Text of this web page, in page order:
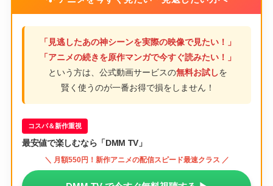
「見逃したあの神シーンを実際の映像で見たい！」
「アニメの続きを原作マンガで今すぐ読みたい！」
という方は、公式動画サービスの無料お試しを
賢く使うのが一番お得で損をしません！
コスパ＆新作重視
最安値で楽しむなら「DMM TV」
＼ 月額550円！新作アニメの配信スピード最速クラス ／